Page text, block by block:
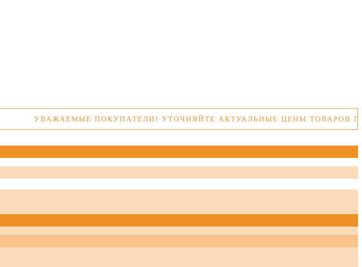
УВАЖАЕМЫЕ ПОКУПАТЕЛИ! УТОЧНЯЙТЕ АКТУАЛЬНЫЕ ЦЕНЫ ТОВАРОВ ПЕРЕД